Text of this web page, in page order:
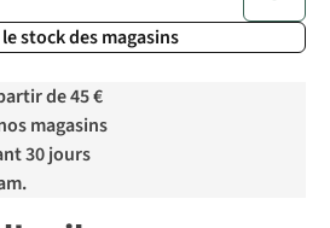
stock des magasins
de 45 €
magasins
30 jours